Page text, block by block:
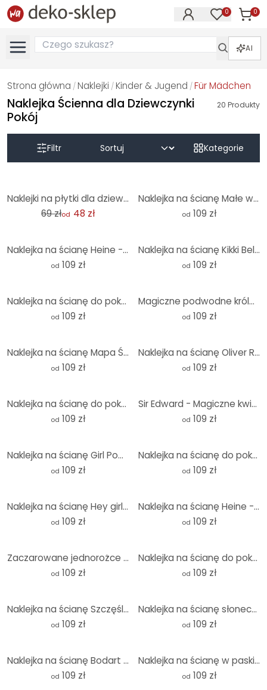
0 0
AI
Strona główna / Naklejki / Kinder & Jugend /Für Mädchen
Naklejka Ścienna dla Dziewczynki
Pokój
20 Produkty
Filtr Kategorie
Naklejki na płytki dla dziewczynki w kolorze różowym - zestaw 12 sztuk
69 złod 48 zł
Naklejka na ścianę Małe wróżki nad różowymi chmurami - Oliver Robins - Okrągła
od 109 zł
Naklejka na ścianę Heine - Magiczny jednorożec - Astro Cruise - Okrągła
od 109 zł
Naklejka na ścianę Kikki Belle - zatoka piratów - okrągła
od 109 zł
Naklejka na ścianę do pokoju dziecięcego Loske - Calineczka 01 - Okrągła
od 109 zł
Magiczne podwodne królestwo syren - Naklejka na ścianę - dla dzieci - Oliver Robins - Okrągła
od 109 zł
Naklejka na ścianę Mapa Świata - Brązowa - Okrągła
od 109 zł
Naklejka na ścianę Oliver Robins - Play street - Round
od 109 zł
Naklejka na ścianę do pokoju dziecięcego Happy tiger cub - Magnusson - Round
od 109 zł
Sir Edward - Magiczne kwiaty na wiosnę - Okrągły
od 109 zł
Naklejka na ścianę Girl Power retro napis fioletowy - okrągła
od 109 zł
Naklejka na ścianę do pokoju dziecięcego Kikki Belle - Cheeky monkeys - Round
od 109 zł
Naklejka na ścianę Hey girl you rock - okrągła
od 109 zł
Naklejka na ścianę Heine - Dziecko przytula Ziemię - Astro Cruise - Okrągła
od 109 zł
Zaczarowane jednorożce z kwiatami wiśni - Naklejka na ścianę - Kikki Belle - Okrągła
od 109 zł
Naklejka na ścianę do pokoju dziecięcego tęcza boho - okrągła
od 109 zł
Naklejka na ścianę Szczęśliwy deszcz w pastelowych kolorach - Lizbona - Okrągła
od 109 zł
Naklejka na ścianę słoneczny las z jeleniami - DigitalArtsi - Round
od 109 zł
Naklejka na ścianę Bodart - Jednorożce są prawdziwe - Okrągła
od 109 zł
Naklejka na ścianę w paski - Kolorowa lekkość na okrągło - uplusmestudio
od 109 zł